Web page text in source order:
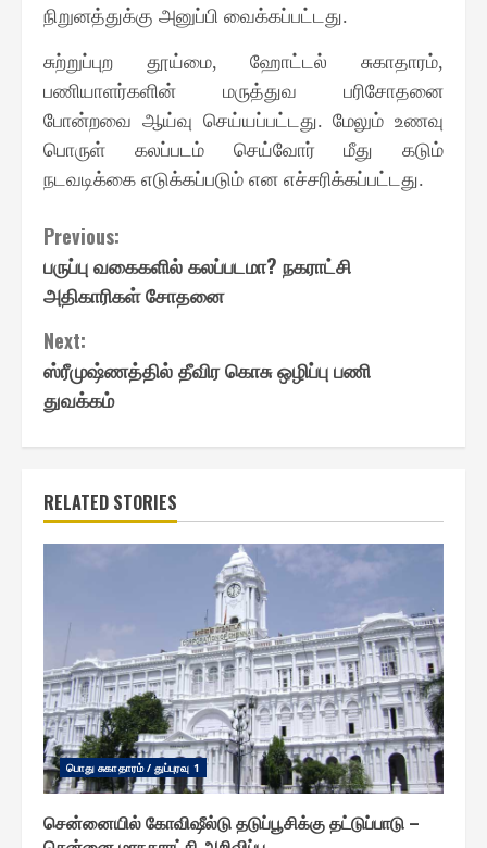
நிறுனத்துக்கு அனுப்பி வைக்கப்பட்டது.
சுற்றுப்புற தூய்மை,ஹோட்டல் சுகாதாரம்,
பணியாளர்களின் மருத்துவ பரிசோதனை
போன்றவை ஆய்வு செய்யப்பட்டது.மேலும் உணவு
பொருள் கலப்படம் செய்வோர் மீது கடும்
நடவடிக்கை எடுக்கப்படும் என எச்சரிக்கப்பட்டது.
Continue
Reading
Previous:
பருப்பு வகைகளில் கலப்படமா? நகராட்சி
அதிகாரிகள் சோதனை
Next:
ஸ்ரீமுஷ்ணத்தில் தீவிர கொசு ஒழிப்பு பணி
துவக்கம்
RELATED STORIES
பொது சுகாதாரம் / துப்புரவு 1
சென்னையில் கோவிஷீல்டு தடுப்பூசிக்கு தட்டுப்பாடு –